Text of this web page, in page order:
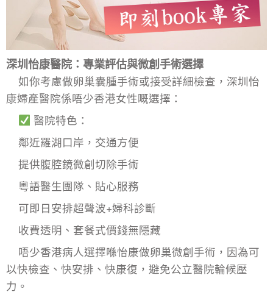
深圳怡康醫院：專業評估與微創手術選擇
如你考慮做卵巢囊腫手術或接受詳細檢查，深圳怡
康婦產醫院係唔少香港女性嘅選擇：
醫院特色：
鄰近羅湖口岸，交通方便
提供腹腔鏡微創切除手術
粵語醫生團隊、貼心服務
可即日安排超聲波+婦科診斷
收費透明、套餐式價錢無隱藏
唔少香港病人選擇喺怡康做卵巢微創手術 ，因為可
以快檢查、快安排、快康復，避免公立醫院輪候壓
力。